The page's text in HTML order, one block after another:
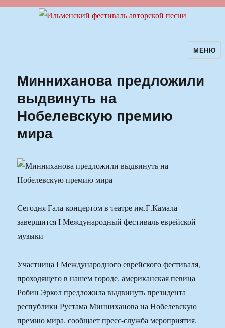
Ильменский фестиваль авторскойМЕНЮ
Минниханова предложили
выдвинуть на
Нобелевскую премию
мира
Сегодня Гала-концертом в театре им.Г.Камала
завершится I Международный фестиваль еврейской
музыки
Участница I Международного еврейского фестиваля,
проходящего в нашем городе, американская певица
Робин Эркол предложила выдвинуть президента
республики Рустама Минниханова на Нобелевскую
премию мира, сообщает пресс-служба мероприятия.